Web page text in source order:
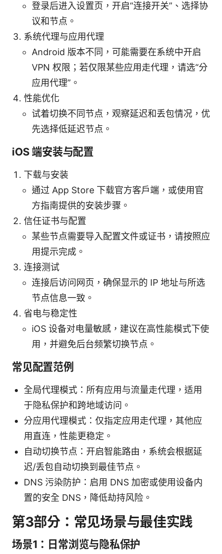
登录后进入设置页，开启“连接开关”、选择协
议和节点。
系统代理与应用代理
Android 版本不同，可能需要在系统中开启
VPN 权限；若仅限某些应用走代理，请选“分
应用代理”。
性能优化
试着切换不同节点，观察延迟和丢包情况，优
先选择低延迟节点。
iOS 端安装与配置
下载与安装
通过 App Store 下载官方客户端，或使用官
方指南提供的安装步骤。
信任证书与配置
某些节点需要导入配置文件或证书，请按照应
用提示完成。
连接测试
连接后访问网页，确保显示的 IP 地址与所选
节点信息一致。
省电与稳定性
iOS 设备对电量敏感，建议在高性能模式下使
用，并避免后台频繁切换节点。
常见配置范例
全局代理模式：所有应用与流量走代理，适用
于隐私保护和跨地域访问。
分应用代理模式：仅指定应用走代理，其他应
用直连，性能更稳定。
自动切换节点：开启智能路由，系统会根据延
迟/丢包自动切换到最佳节点。
DNS 污染防护：启用 DNS 加密或使用设备内
置的安全 DNS，降低劫持风险。
第3部分：常见场景与最佳实践
场景1：日常浏览与隐私保护